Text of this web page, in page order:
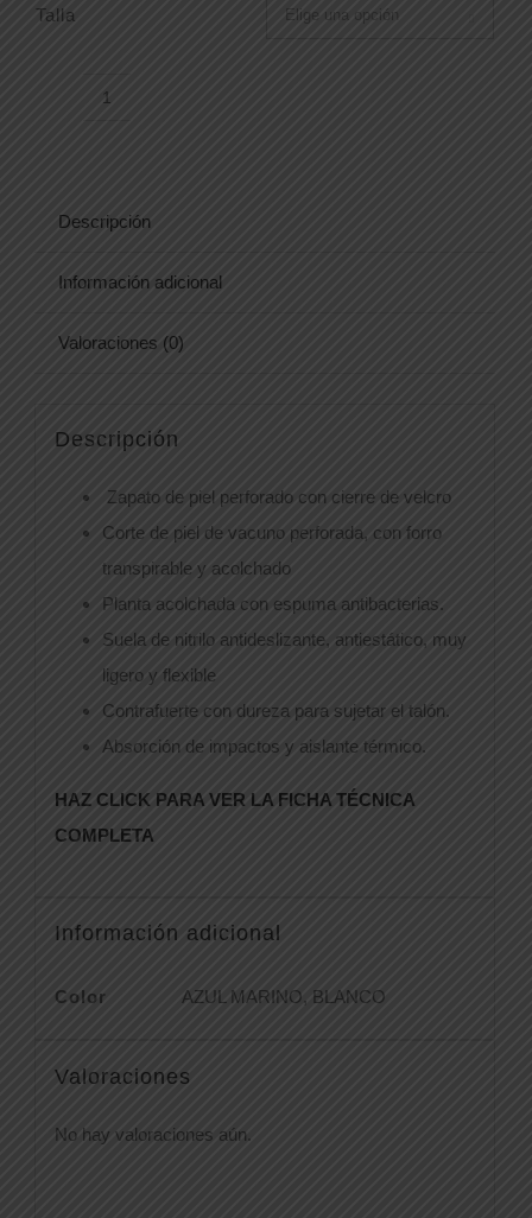
Talla
Descripción
Información adicional
Valoraciones (0)
Descripción
Zapato de piel perforado con cierre de velcro
Corte de piel de vacuno perforada, con forro
transpirable y acolchado
Planta acolchada con espuma antibacterias.
Suela de nitrilo antideslizante, antiestático, muy
ligero y flexible
Contrafuerte con dureza para sujetar el talón.
Absorción de impactos y aislante térmico.
HAZ CLICK PARA VER LA FICHA TÉCNICA
COMPLETA
Información adicional
Color AZUL MARINO, BLANCO
Valoraciones
No hay valoraciones aún.